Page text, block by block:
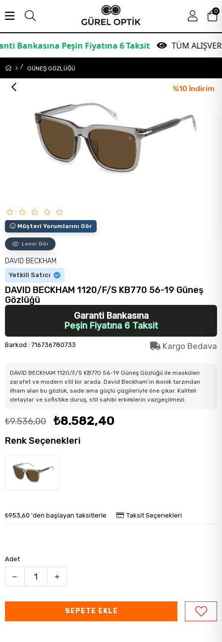
Peşin Fiyatına 6 Taksit TÜM ALIŞVERİŞLERDE
0
GÜNEŞ GÖZLÜĞÜ
%10 İndirim
Müşteri Yorumlarını Gör
Lensi Gör
DAVID BECKHAM
Yetkili Satıcı
DAVID BECKHAM 1120/F/S KB770 56-19 Güneş
Gözlüğü
Garanti Bankasına
Peşin Fiyatına 6 Taksit
Barkod : 716736780733 Kargo Bedava
DAVID BECKHAM 1120/F/S KB770 56-19 Güneş Gözlüğü ile maskülen
zarafet ve modern stil bir arada. David Beckham’ın ikonik tarzından
ilham alan bu gözlük, sade ama güçlü çizgileriyle öne çıkar. Kaliteli
detaylar ve sofistike duruş, stil sahibi erkeklerin vazgeçilmezi.
₺9.536,00 ₺8.582,40
Renk Seçenekleri
₺953,60 'den başlayan taksitlerle Taksit Seçenekleri
Adet